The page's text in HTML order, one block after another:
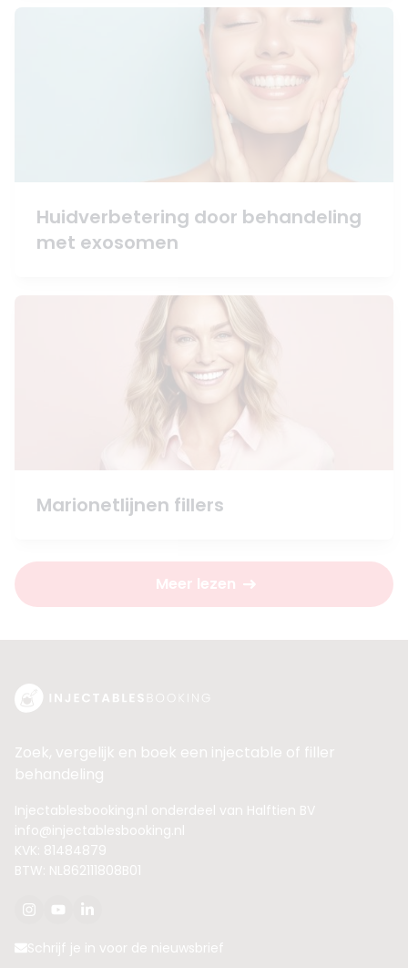
Huidverbetering door behandeling
met exosomen
Marionetlijnen fillers
Meer lezen
Zoek, vergelijk en boek een injectable of filler
behandeling
Injectablesbooking.nl onderdeel van Halftien BV
info@injectablesbooking.nl
KVK: 81484879
BTW: NL862111808B01
Schrijf je in voor de nieuwsbrief